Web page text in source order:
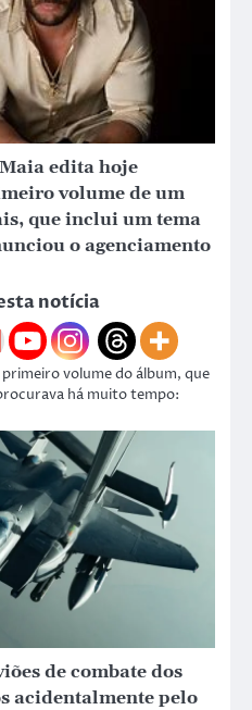
edita hoje
volume de um
que inclui um tema
o agenciamento
notícia
volume do álbum, que
há muito tempo:
de combate dos
acidentalmente pelo